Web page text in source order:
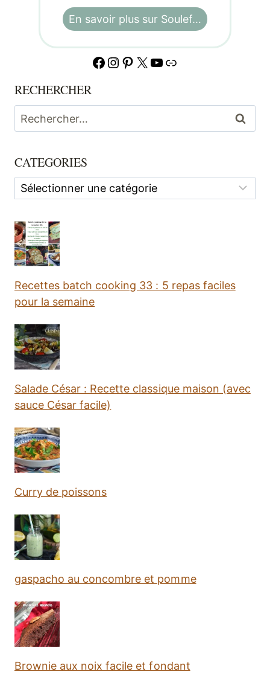
En savoir plus sur Soulef…
Facebook
Instagram
Pinterest
X YouTube
Lien
RECHERCHER
Rechercher :
CATEGORIES
Categories
Recettes batch cooking 33 : 5 repas faciles
pour la semaine
Salade César : Recette classique maison (avec
sauce César facile)
Curry de poissons
gaspacho au concombre et pomme
Brownie aux noix facile et fondant